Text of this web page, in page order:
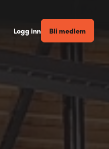
Logg inn Bli medlem